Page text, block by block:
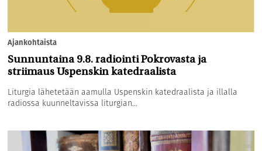
Ajankohtaista
Sunnuntaina 9.8. radiointi Pokrovasta ja
striimaus Uspenskin katedraalista
Liturgia lähetetään aamulla Uspenskin katedraalista ja illalla
radiossa kuunneltavissa liturgian...